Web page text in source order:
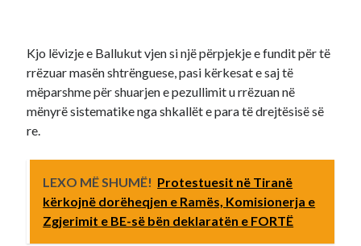
Kjo lëvizje e Ballukut vjen si një përpjekje e fundit për të
rrëzuar masën shtrënguese, pasi kërkesat e saj të
mëparshme për shuarjen e pezullimit u rrëzuan në
mënyrë sistematike nga shkallët e para të drejtësisë së
re.
LEXO MË SHUMË! Protestuesit në Tiranë
kërkojnë dorëheqjen e Ramës, Komisionerja e
Zgjerimit e BE-së bën deklaratën e FORTË